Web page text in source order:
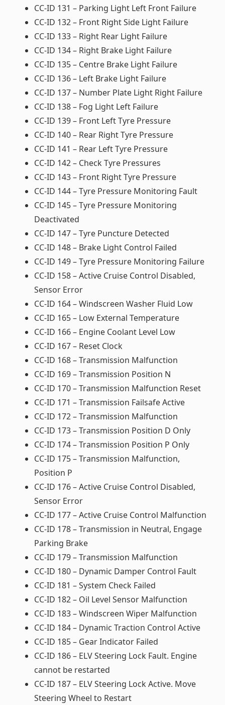
CC-ID 131 – Parking Light Left Front Failure
CC-ID 132 – Front Right Side Light Failure
CC-ID 133 – Right Rear Light Failure
CC-ID 134 – Right Brake Light Failure
CC-ID 135 – Centre Brake Light Failure
CC-ID 136 – Left Brake Light Failure
CC-ID 137 – Number Plate Light Right Failure
CC-ID 138 – Fog Light Left Failure
CC-ID 139 – Front Left Tyre Pressure
CC-ID 140 – Rear Right Tyre Pressure
CC-ID 141 – Rear Left Tyre Pressure
CC-ID 142 – Check Tyre Pressures
CC-ID 143 – Front Right Tyre Pressure
CC-ID 144 – Tyre Pressure Monitoring Fault
CC-ID 145 – Tyre Pressure Monitoring
Deactivated
CC-ID 147 – Tyre Puncture Detected
CC-ID 148 – Brake Light Control Failed
CC-ID 149 – Tyre Pressure Monitoring Failure
CC-ID 158 – Active Cruise Control Disabled,
Sensor Error
CC-ID 164 – Windscreen Washer Fluid Low
CC-ID 165 – Low External Temperature
CC-ID 166 – Engine Coolant Level Low
CC-ID 167 – Reset Clock
CC-ID 168 – Transmission Malfunction
CC-ID 169 – Transmission Position N
CC-ID 170 – Transmission Malfunction Reset
CC-ID 171 – Transmission Failsafe Active
CC-ID 172 – Transmission Malfunction
CC-ID 173 – Transmission Position D Only
CC-ID 174 – Transmission Position P Only
CC-ID 175 – Transmission Malfunction,
Position P
CC-ID 176 – Active Cruise Control Disabled,
Sensor Error
CC-ID 177 – Active Cruise Control Malfunction
CC-ID 178 – Transmission in Neutral, Engage
Parking Brake
CC-ID 179 – Transmission Malfunction
CC-ID 180 – Dynamic Damper Control Fault
CC-ID 181 – System Check Failed
CC-ID 182 – Oil Level Sensor Malfunction
CC-ID 183 – Windscreen Wiper Malfunction
CC-ID 184 – Dynamic Traction Control Active
CC-ID 185 – Gear Indicator Failed
CC-ID 186 – ELV Steering Lock Fault. Engine
cannot be restarted
CC-ID 187 – ELV Steering Lock Active. Move
Steering Wheel to Restart